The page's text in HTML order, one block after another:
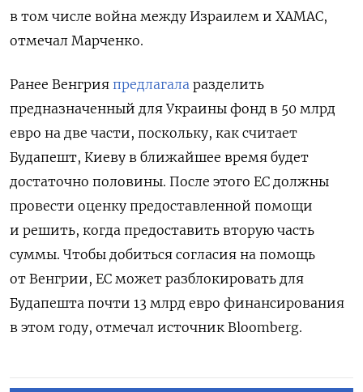
в том числе война между Израилем и ХАМАС,
отмечал Марченко.
Ранее Венгрия предлагала разделить
предназначенный для Украины фонд в 50 млрд
евро на две части, поскольку, как считает
Будапешт, Киеву в ближайшее время будет
достаточно половины. После этого ЕС должны
провести оценку предоставленной помощи
и решить, когда предоставить вторую часть
суммы. Чтобы добиться согласия на помощь
от Венгрии, ЕС может разблокировать для
Будапешта почти 13 млрд евро финансирования
в этом году, отмечал источник Bloomberg.